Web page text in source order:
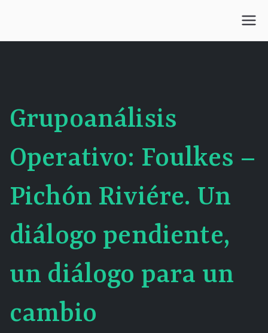
contenido
Centro Kesselman
Grupoanálisis
Operativo: Foulkes –
Pichón Riviére. Un
diálogo pendiente,
un diálogo para un
cambio